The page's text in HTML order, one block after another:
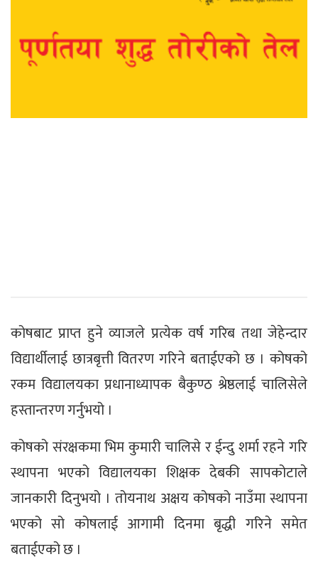
कोषबाट प्राप्त हुने व्याजले प्रत्येक वर्ष गरिब तथा जेहेन्दार
विद्यार्थीलाई छात्रबृत्ती वितरण गरिने बताईएको छ । कोषको
रकम विद्यालयका प्रधानाध्यापक बैकुण्ठ श्रेष्ठलाई चालिसेले
हस्तान्तरण गर्नुभयो ।
कोषको संरक्षकमा भिम कुमारी चालिसे र ईन्दु शर्मा रहने गरि
स्थापना भएको विद्यालयका शिक्षक देबकी सापकोटाले
जानकारी दिनुभयो । तोयनाथ अक्षय कोषको नाउँमा स्थापना
भएको सो कोषलाई आगामी दिनमा बृद्धी गरिने समेत
बताईएको छ ।